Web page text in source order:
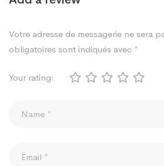
Votre adresse de messagerie ne sera
obligatoires sont indiqués avec *
Your rating: